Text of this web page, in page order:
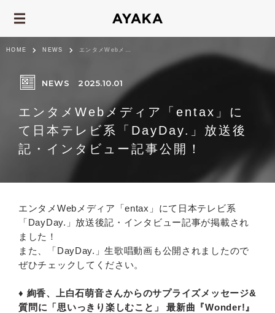
HOME NEWS エンタメWebメディア「entax」にて日本テレビ系「DayDay.」放送後記・インタ...
NEWS 2025.10.01
エンタメWebメディア「entax」に
て日本テレビ系「DayDay.」放送後
記・インタビュー記事公開！
エンタメWebメディア「entax」にて日本テレビ系
「DayDay.」放送後記・インタビュー記事が掲載され
ました！
また、「DayDay.」生歌唱動画も公開されましたので
ぜひチェックしてください。
♦ 絢香、上白石萌音さんからのサプライズメッセージ&
質問に「思いっきり楽しむこと」 最新曲『Wonder!』